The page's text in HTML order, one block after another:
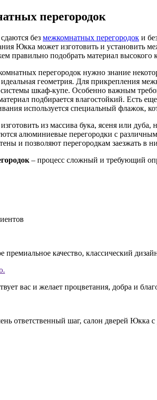
перегородок
без межкомнатных перегородок и
Юкка может изготовить и установить
подобрать материал высокого
перегородок нужно знание
геометрия. Для прикрепления
шкаф-купе. Особенно важным
подбирается влагостойкий. Есть
используется специальный флажок,
из массива бука, ясеня или
алюминиевые перегородки с
и позволяют перегородкам заезжать в
– процесс сложный и требующий
премиальное качество, классический
вас и желает процветания, добра и
ответственный шаг, салон дверей Юкка